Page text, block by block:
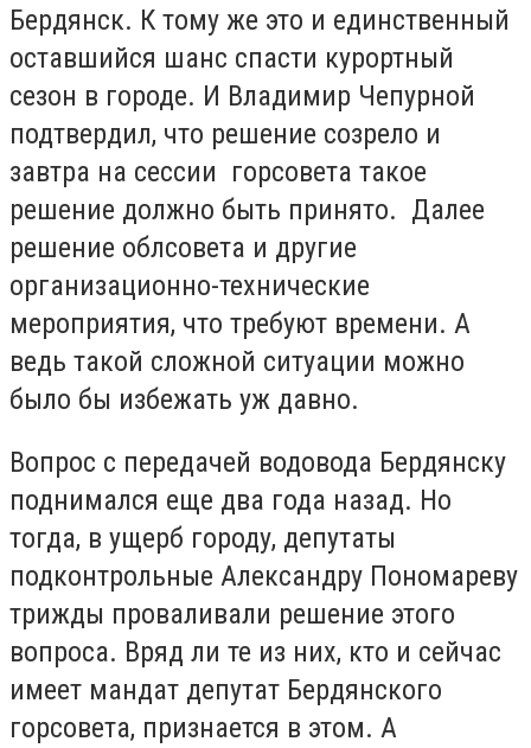
Бердянск. К тому же это и единственный
оставшийся шанс спасти курортный
сезон в городе. И Владимир Чепурной
подтвердил, что решение созрело и
завтра на сессии горсовета такое
решение должно быть принято. Далее
решение облсовета и другие
организационно-технические
мероприятия, что требуют времени. А
ведь такой сложной ситуации можно
было бы избежать уж давно.
Вопрос с передачей водовода Бердянску
поднимался еще два года назад. Но
тогда, в ущерб городу, депутаты
подконтрольные Александру Пономареву
трижды проваливали решение этого
вопроса. Вряд ли те из них, кто и сейчас
имеет мандат депутат Бердянского
горсовета, признается в этом. А